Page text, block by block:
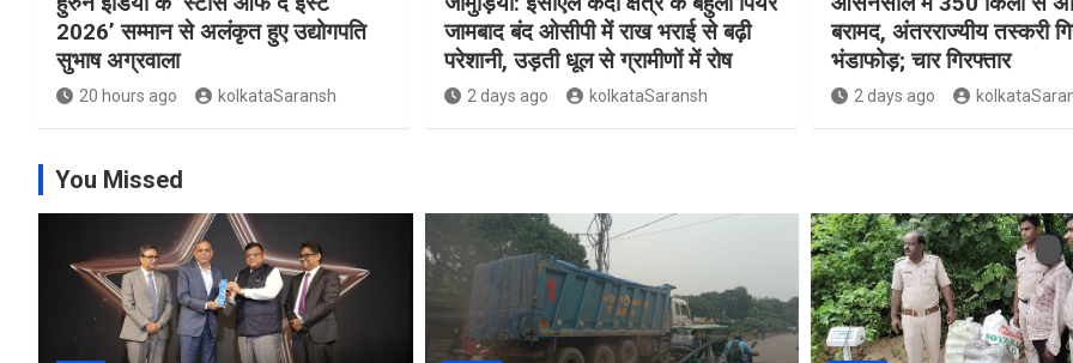
2026’ सम्मान से अलंकृत हुए उद्योगपति
सुभाष अग्रवाला
20 hours ago kolkataSaransh
जामबाद बंद ओसीपी में राख भराई से बढ़ी
परेशानी, उड़ती धूल से ग्रामीणों में रोष
2 days ago kolkataSaransh
बरामद, अंतरराज्यीय तस्करी
भंडाफोड़; चार गिरफ्तार
2 days ago
You Missed